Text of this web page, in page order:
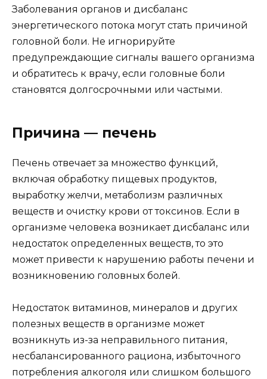
Заболевания органов и дисбаланс
энергетического потока могут стать причиной
головной боли. Не игнорируйте
предупреждающие сигналы вашего организма
и обратитесь к врачу, если головные боли
становятся долгосрочными или частыми.
Причина — печень
Печень отвечает за множество функций,
включая обработку пищевых продуктов,
выработку желчи, метаболизм различных
веществ и очистку крови от токсинов. Если в
организме человека возникает дисбаланс или
недостаток определенных веществ, то это
может привести к нарушению работы печени и
возникновению головных болей.
Недостаток витаминов, минералов и других
полезных веществ в организме может
возникнуть из-за неправильного питания,
несбалансированного рациона, избыточного
потребления алкоголя или слишком большого